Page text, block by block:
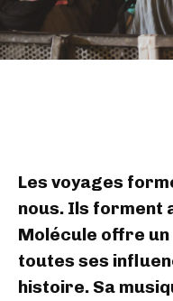
Les voyages
nous. Ils forment
Molécule offre
toutes ses
histoire. Sa